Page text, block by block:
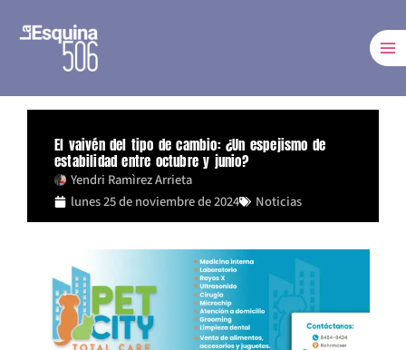
El vaivén del tipo de cambio: ¿Un espejismo de
estabilidad entre octubre y junio?
Yendri Ramìrez Arrieta
lunes 25 de noviembre de 2024
Noticias